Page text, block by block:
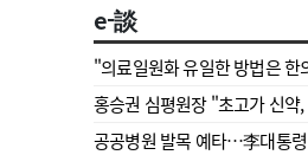
e-談
"의료일원화 유일한 방법은 한
홍승권 심평원장 " 초고가 신
공공병원 발목 예타…李대통